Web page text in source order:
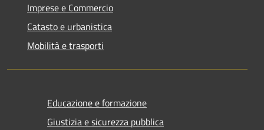
Imprese e Commercio
Catasto e urbanistica
Mobilità e trasporti
Educazione e formazione
Giustizia e sicurezza pubblica